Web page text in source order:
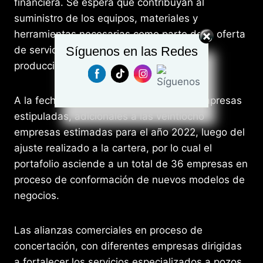
suministro de los equipos, materiales y
herramientas necesarias como parte de la oferta
de servicios que apalancarán el plan de
producción anual.
A la fecha, se han caracterizado ocho empresas
estipuladas, adicionales a las veintiocho
empresas estimadas para el año 2022, luego del
ajuste realizado a la cartera, por lo cual el
portafolio asciende a un total de 36 empresas en
proceso de conformación de nuevos modelos de
negocios.
Las alianzas comerciales en proceso de
concertación, con diferentes empresas dirigidas
Síguenos en las Redes